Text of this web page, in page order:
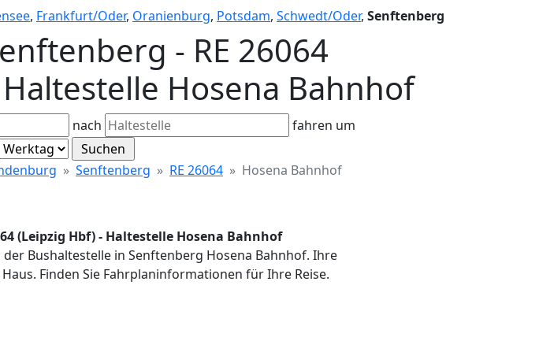
, Frankfurt/Oder, Oranienburg, Potsdam, Schwedt/Oder, Senftenberg
- RE 26064
Hosena Bahnhof
nach
fahren um
Senftenberg RE 26064 Hosena Bahnhof
(Leipzig Hbf) - Haltestelle Hosena Bahnhof
der Bushaltestelle in Senftenberg Hosena Bahnhof. Ihre
Finden Sie Fahrplaninformationen für Ihre Reise.